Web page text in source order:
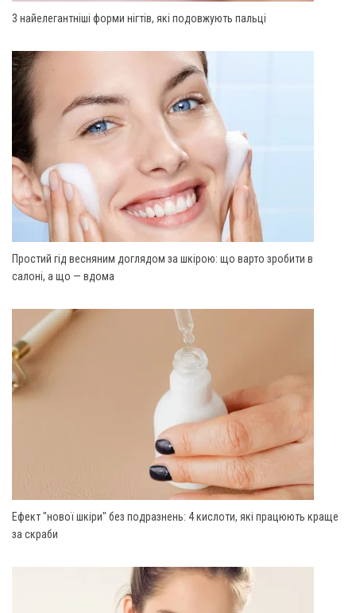
3 найелегантніші форми нігтів, які подовжують пальці
Простий гід весняним доглядом за шкірою: що варто зробити в
салоні, а що — вдома
Ефект "нової шкіри" без подразнень: 4 кислоти, які працюють краще
за скраби